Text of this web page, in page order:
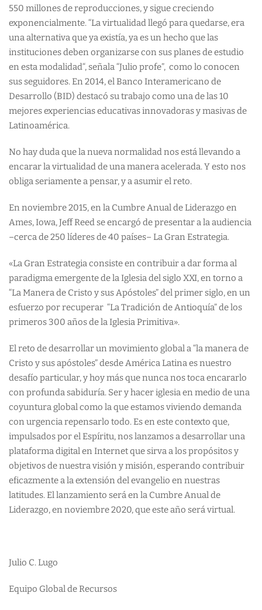
550 millones de reproducciones, y sigue creciendo
exponencialmente. “La virtualidad llegó para quedarse, era
una alternativa que ya existía, ya es un hecho que las
instituciones deben organizarse con sus planes de estudio
en esta modalidad“, señala “Julio profe”, como lo conocen
sus seguidores. En 2014, el Banco Interamericano de
Desarrollo (BID) destacó su trabajo como una de las 10
mejores experiencias educativas innovadoras y masivas de
Latinoamérica.
No hay duda que la nueva normalidad nos está llevando a
encarar la virtualidad de una manera acelerada. Y esto nos
obliga seriamente a pensar, y a asumir el reto.
En noviembre 2015, en la Cumbre Anual de Liderazgo en
Ames, Iowa, Jeff Reed se encargó de presentar a la audiencia
–cerca de 250 líderes de 40 países– La Gran Estrategia.
«La Gran Estrategia consiste en contribuir a dar forma al
paradigma emergente de la Iglesia del siglo XXI, en torno a
“La Manera de Cristo y sus Apóstoles” del primer siglo, en un
esfuerzo por recuperar “La Tradición de Antioquía” de los
primeros 300 años de la Iglesia Primitiva».
El reto de desarrollar un movimiento global a “la manera de
Cristo y sus apóstoles” desde América Latina es nuestro
desafío particular, y hoy más que nunca nos toca encararlo
con profunda sabiduría. Ser y hacer iglesia en medio de una
coyuntura global como la que estamos viviendo demanda
con urgencia repensarlo todo. Es en este contexto que,
impulsados por el Espíritu, nos lanzamos a desarrollar una
plataforma digital en Internet que sirva a los propósitos y
objetivos de nuestra visión y misión, esperando contribuir
eficazmente a la extensión del evangelio en nuestras
latitudes. El lanzamiento será en la Cumbre Anual de
Liderazgo, en noviembre 2020, que este año será virtual.
Julio C. Lugo
Equipo Global de Recursos